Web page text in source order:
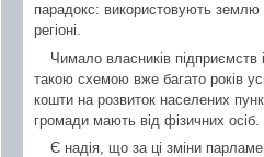
парадокс: використовують землю
регіоні.
Чимало власників підприємств
такою схемою вже багато років
кошти на розвиток населених
громади мають від фізичних осіб.
Є надія, що за ці зміни